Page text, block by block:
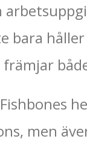
bara
främjar
men